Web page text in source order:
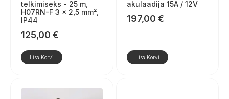
telkimiseks - 25 m,
H07RN-F 3 x 2,5 mm²,
IP44
125,00 €
Lisa Korvi
akulaadija 15A / 12V
197,00 €
Lisa Korvi